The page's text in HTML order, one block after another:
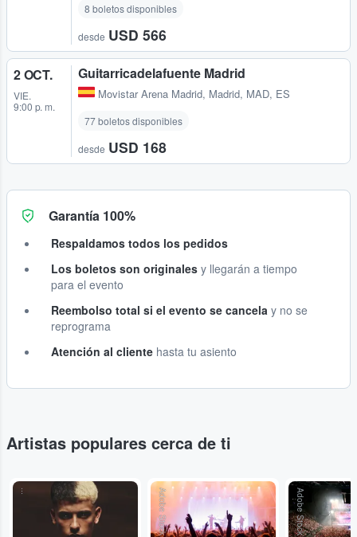
8 boletos disponibles
desde USD 566
2 OCT.
VIE.
9:00 p. m.
Guitarricadelafuente Madrid
Movistar Arena Madrid, Madrid, MAD, ES
77 boletos disponibles
desde USD 168
Garantía 100%
Respaldamos todos los pedidos
Los boletos son originales y llegarán a tiempo
para el evento
Reembolso total si el evento se cancela y no se
reprograma
Atención al cliente hasta tu asiento
Artistas populares cerca de ti
... Adobe Stock Adobe Stock